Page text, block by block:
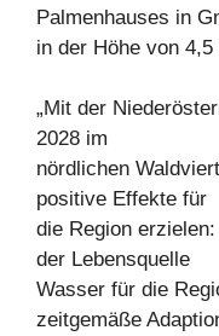
Palmenhauses in
in der Höhe von
„Mit der
2028 im
nördlichen
positive Effekte für
die Region
der Lebensquelle
Wasser für die
zeitgemäße